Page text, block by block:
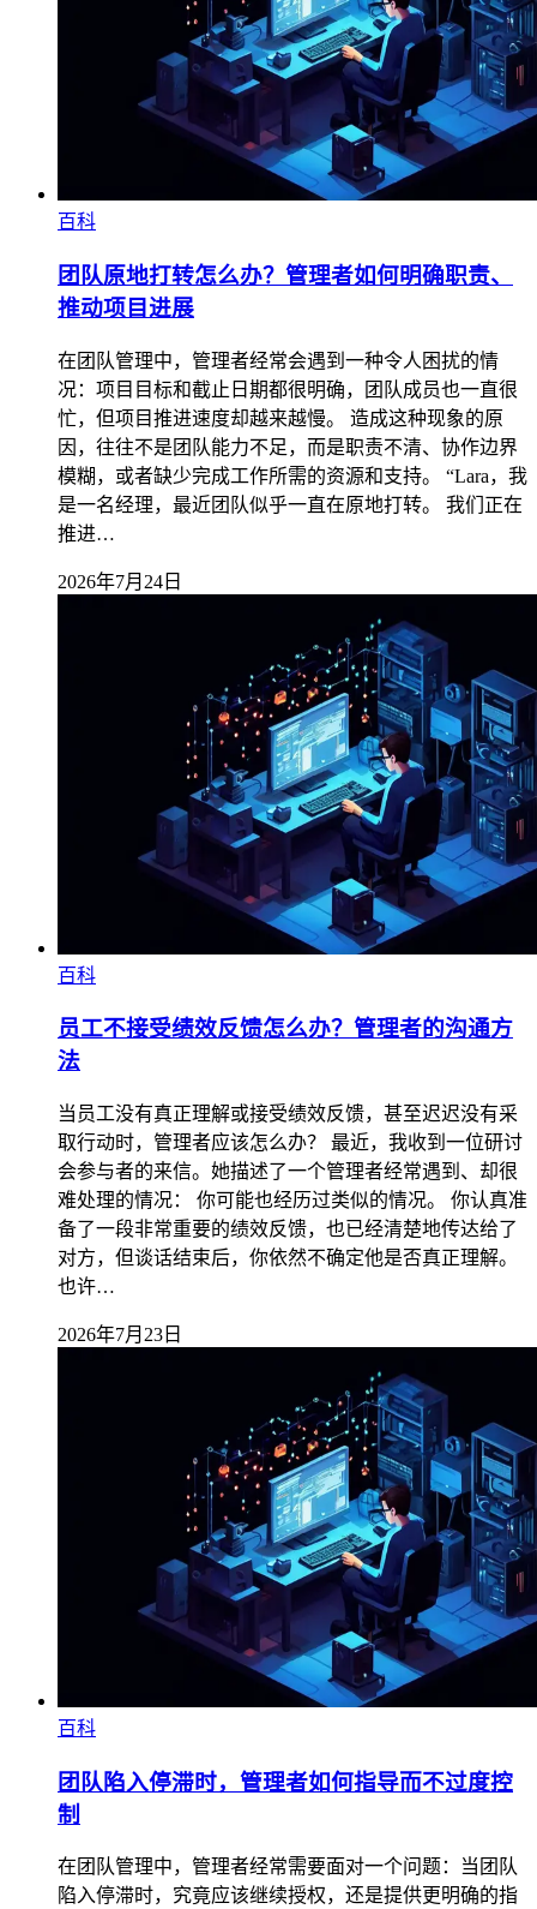
百科
团队原地打转怎么办？管理者如何明确职责、
推动项目进展
在团队管理中，管理者经常会遇到一种令人困扰的情
况：项目目标和截止日期都很明确，团队成员也一直很
忙，但项目推进速度却越来越慢。 造成这种现象的原
因，往往不是团队能力不足，而是职责不清、协作边界
模糊，或者缺少完成工作所需的资源和支持。 “Lara，我
是一名经理，最近团队似乎一直在原地打转。 我们正在
推进…
2026年7月24日
百科
员工不接受绩效反馈怎么办？管理者的沟通方
法
当员工没有真正理解或接受绩效反馈，甚至迟迟没有采
取行动时，管理者应该怎么办？ 最近，我收到一位研讨
会参与者的来信。她描述了一个管理者经常遇到、却很
难处理的情况： 你可能也经历过类似的情况。 你认真准
备了一段非常重要的绩效反馈，也已经清楚地传达给了
对方，但谈话结束后，你依然不确定他是否真正理解。
也许…
2026年7月23日
百科
团队陷入停滞时，管理者如何指导而不过度控
制
在团队管理中，管理者经常需要面对一个问题：当团队
陷入停滞时，究竟应该继续授权，还是提供更明确的指